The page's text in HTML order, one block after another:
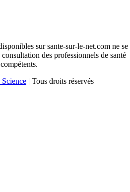
sur sante-sur-le-net.com ne se
des professionnels de santé
compétents.
| Tous droits réservés